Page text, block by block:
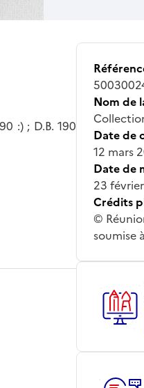
:) ; D.B. 190
Nom de
Date de
12 mars
Date de
23
Crédits
©
soumise